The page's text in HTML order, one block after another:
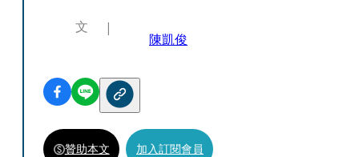
文
陳凱俊
贊助本文 加入訂閱會員